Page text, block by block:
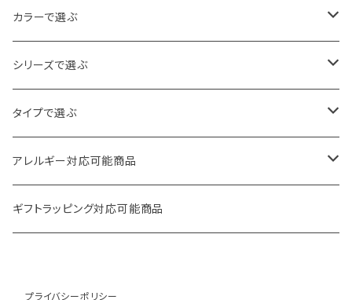
カラーで選ぶ
ゴールド
シルバー
クリア
その他
シリーズで選ぶ
パール・ビーズ
天然石・スワロフスキー
フラワー・ハート
タイプで選ぶ
ロング
ボリューム
アレルギー対応可能商品
ピアス
ギフトラッピング対応可能商品
プライバシーポリシー